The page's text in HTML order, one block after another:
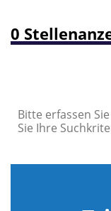
0
Bitte erfassen
Sie Ihre